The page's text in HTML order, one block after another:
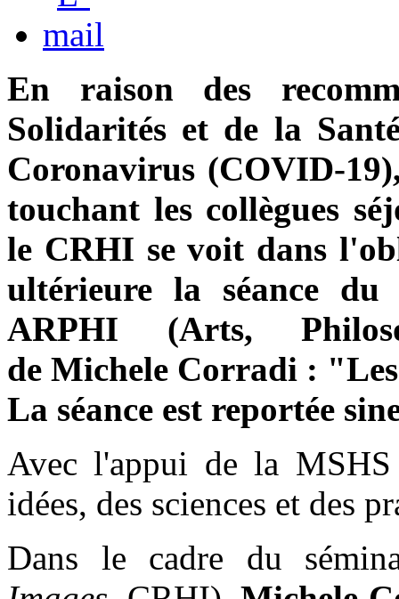
En raison des
Solidarités et de la
Coronavirus (COVID-
touchant les collègues
le CRHI se voit dans
ultérieure la séance du
ARPHI (Arts,
de Michele Corradi :
La séance est reportée
Avec l'appui de la
idées, des sciences et des
Dans le cadre du